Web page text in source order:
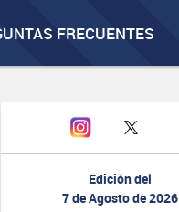
FRECUENTES
Edición del
7 de Agosto de 2026